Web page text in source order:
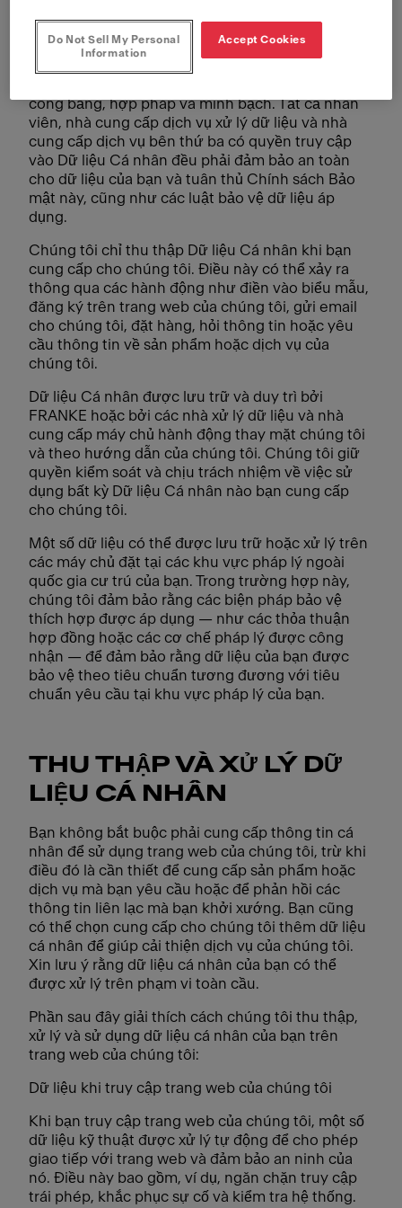
công bằng, hợp pháp và minh bạch. Tất cả nhân
viên, nhà cung cấp dịch vụ xử lý dữ liệu và nhà
cung cấp dịch vụ bên thứ ba có quyền truy cập
vào Dữ liệu Cá nhân đều phải đảm bảo an toàn
cho dữ liệu của bạn và tuân thủ Chính sách Bảo
mật này, cũng như các luật bảo vệ dữ liệu áp
dụng.
Chúng tôi chỉ thu thập Dữ liệu Cá nhân khi bạn
cung cấp cho chúng tôi. Điều này có thể xảy ra
thông qua các hành động như điền vào biểu mẫu,
đăng ký trên trang web của chúng tôi, gửi email
cho chúng tôi, đặt hàng, hỏi thông tin hoặc yêu
cầu thông tin về sản phẩm hoặc dịch vụ của
chúng tôi.
Dữ liệu Cá nhân được lưu trữ và duy trì bởi
FRANKE hoặc bởi các nhà xử lý dữ liệu và nhà
cung cấp máy chủ hành động thay mặt chúng tôi
và theo hướng dẫn của chúng tôi. Chúng tôi giữ
quyền kiểm soát và chịu trách nhiệm về việc sử
dụng bất kỳ Dữ liệu Cá nhân nào bạn cung cấp
cho chúng tôi.
Một số dữ liệu có thể được lưu trữ hoặc xử lý trên
các máy chủ đặt tại các khu vực pháp lý ngoài
quốc gia cư trú của bạn. Trong trường hợp này,
chúng tôi đảm bảo rằng các biện pháp bảo vệ
thích hợp được áp dụng — như các thỏa thuận
hợp đồng hoặc các cơ chế pháp lý được công
nhận — để đảm bảo rằng dữ liệu của bạn được
bảo vệ theo tiêu chuẩn tương đương với tiêu
chuẩn yêu cầu tại khu vực pháp lý của bạn.
THU THẬP VÀ XỬ LÝ DỮ
LIỆU CÁ NHÂN
Bạn không bắt buộc phải cung cấp thông tin cá
nhân để sử dụng trang web của chúng tôi, trừ khi
điều đó là cần thiết để cung cấp sản phẩm hoặc
dịch vụ mà bạn yêu cầu hoặc để phản hồi các
thông tin liên lạc mà bạn khởi xướng. Bạn cũng
có thể chọn cung cấp cho chúng tôi thêm dữ liệu
cá nhân để giúp cải thiện dịch vụ của chúng tôi.
Xin lưu ý rằng dữ liệu cá nhân của bạn có thể
được xử lý trên phạm vi toàn cầu.
Phần sau đây giải thích cách chúng tôi thu thập,
xử lý và sử dụng dữ liệu cá nhân của bạn trên
trang web của chúng tôi:
Dữ liệu khi truy cập trang web của chúng tôi
Khi bạn truy cập trang web của chúng tôi, một số
dữ liệu kỹ thuật được xử lý tự động để cho phép
giao tiếp với trang web và đảm bảo an ninh của
nó. Điều này bao gồm, ví dụ, ngăn chặn truy cập
trái phép, khắc phục sự cố và kiểm tra hệ thống.
Do Not Sell My Personal
Information
Accept Cookies